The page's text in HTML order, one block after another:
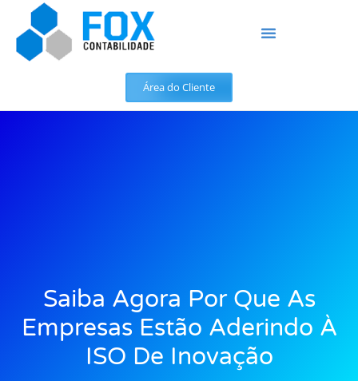
Área do Cliente
Saiba Agora Por Que As
Empresas Estão Aderindo À
ISO De Inovação